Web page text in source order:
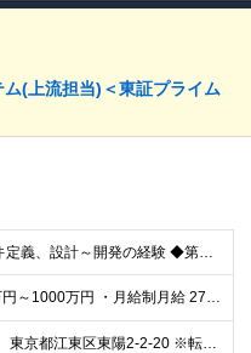
(上流担当)＜東証プライム
◆システムの要件定義、設計～開発の経験 ◆第一種運転免許普通自動車 【身につくスキル】 システム開発の上流から下流（企画・構想、設計・開発、テスト）まですべての工程を経験でき、アジャイルなど新たな開
想定年収：550万円～1000万円 ・月給制月給 270,000円～ （基本給￥245,000～/諸手当￥25,000～） ※職務スキル(当社規定ランク)により「フレックス勤務・残業代は勤務時間に応
【東陽駅前ビル】 東京都江東区東陽2-2-20 ※転勤当面無 (変更の範囲)上記を除く当社関連勤務地